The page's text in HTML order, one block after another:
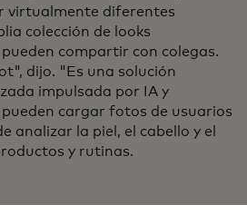
virtualmente diferentes
colección de looks
compartir con colegas.
dijo. "Es una solución
impulsada por IA y
pueden cargar fotos de usuarios
analizar la piel, el cabello y el
y rutinas.